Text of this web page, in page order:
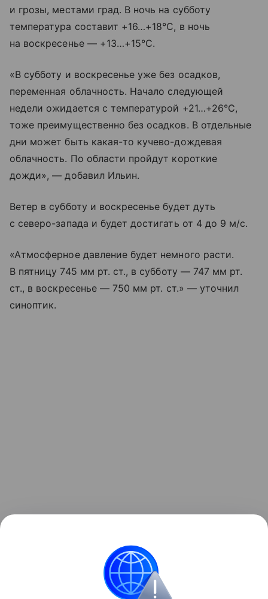
и грозы, местами град. В ночь на субботу
температура составит +16…+18°С, в ночь
на воскресенье — +13…+15°С.
«В субботу и воскресенье уже без осадков,
переменная облачность. Начало следующей
недели ожидается с температурой +21…+26°С,
тоже преимущественно без осадков. В отдельные
дни может быть какая-то кучево-дождевая
облачность. По области пройдут короткие
дожди», — добавил Ильин.
Ветер в субботу и воскресенье будет дуть
с северо-запада и будет достигать от 4 до 9 м/с.
«Атмосферное давление будет немного расти.
В пятницу 745 мм рт. ст., в субботу — 747 мм рт.
ст., в воскресенье — 750 мм рт. ст.» — уточнил
синоптик.
В целом температурный фон останется
в выходные дни выше климатической нормы,
несмотря на понижение, подытожил Ильин.